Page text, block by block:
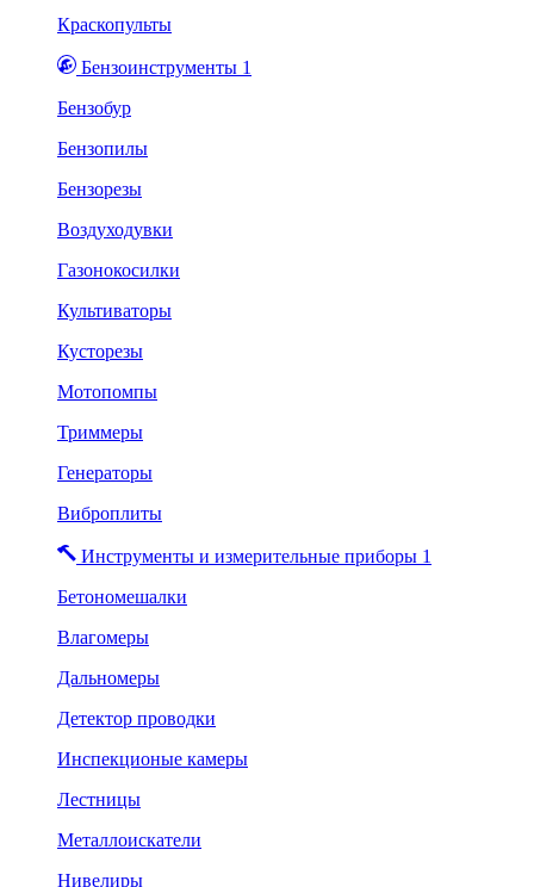
Краскопульты
Бензоинструменты 1
Бензобур
Бензопилы
Бензорезы
Воздуходувки
Газонокосилки
Культиваторы
Кусторезы
Мотопомпы
Триммеры
Генераторы
Виброплиты
Инструменты и измерительные приборы 1
Бетономешалки
Влагомеры
Дальномеры
Детектор проводки
Инспекционые камеры
Лестницы
Металлоискатели
Нивелиры